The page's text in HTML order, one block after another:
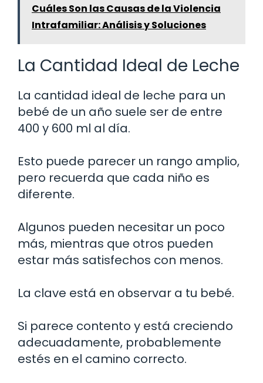
Cuáles Son las Causas de la Violencia
Intrafamiliar: Análisis y Soluciones
La Cantidad Ideal de Leche
La cantidad ideal de leche para un
bebé de un año suele ser de entre
400 y 600 ml al día.
Esto puede parecer un rango amplio,
pero recuerda que cada niño es
diferente.
Algunos pueden necesitar un poco
más, mientras que otros pueden
estar más satisfechos con menos.
La clave está en observar a tu bebé.
Si parece contento y está creciendo
adecuadamente, probablemente
estés en el camino correcto.